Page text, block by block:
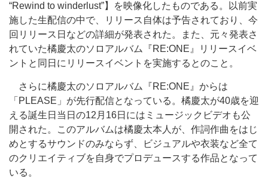
“Rewind to winderlust”】を映像化したものである。以前実
施した生配信の中で、リリース自体は予告されており、今
回リリース日などの詳細が発表された。また、元々発表さ
れていた橘慶太のソロアルバム『RE:ONE』リリースイベ
ントと同日にリリースイベントを実施するとのこと。
さらに橘慶太のソロアルバム『RE:ONE』からは
「PLEASE」が先行配信となっている。橘慶太が40歳を迎
える誕生日当日の12月16日にはミュージックビデオも公
開された。このアルバムは橘慶太本人が、作詞作曲をはじ
めとするサウンドのみならず、ビジュアルや衣装など全て
のクリエイティブを自身でプロデュースする作品となって
いる。